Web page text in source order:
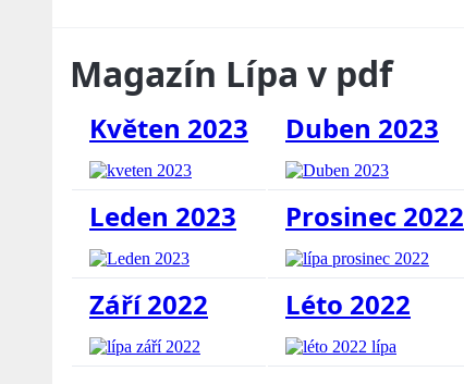
Magazín Lípa v pdf
Květen 2023 Duben 2023
Leden 2023 Prosinec 2022
Září 2022 Léto 2022